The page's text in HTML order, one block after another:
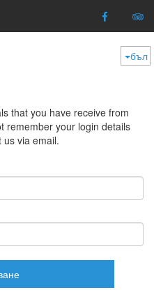
бъл
that you have receive from
remember your login details
us via email.